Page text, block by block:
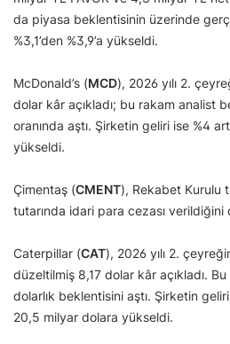
da piyasa beklentisinin üzerinde
%3,1’den %3,9’a yükseldi.
McDonald’s (MCD), 2026 yılı 2.
dolar kâr açıkladı; bu rakam analist
oranında aştı. Şirketin geliri ise %4
yükseldi.
Çimentaş (CMENT), Rekabet Kurulu
tutarında idari para cezası verildiğini
Caterpillar (CAT), 2026 yılı 2.
düzeltilmiş 8,17 dolar kâr açıkladı.
dolarlık beklentisini aştı. Şirketin
20,5 milyar dolara yükseldi.